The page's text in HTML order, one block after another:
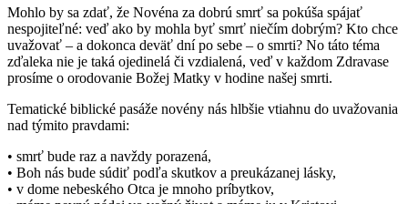
Mohlo by sa zdať, že Novéna za dobrú smrť sa pokúša spájať
nespojiteľné: veď ako by mohla byť smrť niečím dobrým? Kto chce
uvažovať – a dokonca deväť dní po sebe – o smrti? No táto téma
zďaleka nie je taká ojedinelá či vzdialená, veď v každom Zdravase
prosíme o orodovanie Božej Matky v hodine našej smrti.
Tematické biblické pasáže novény nás hlbšie vtiahnu do uvažovania
nad týmito pravdami:
• smrť bude raz a navždy porazená,
• Boh nás bude súdiť podľa skutkov a preukázanej lásky,
• v dome nebeského Otca je mnoho príbytkov,